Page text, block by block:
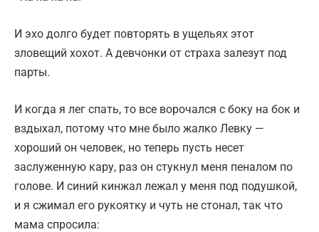
И эхо долго будет повторять в ущельях этот
зловещий хохот. А девчонки от страха залезут под
парты.
И когда я лег спать, то все ворочался с боку на бок и
вздыхал, потому что мне было жалко Левку —
хороший он человек, но теперь пусть несет
заслуженную кару, раз он стукнул меня пеналом по
голове. И синий кинжал лежал у меня под подушкой,
и я сжимал его рукоятку и чуть не стонал, так что
мама спросила: